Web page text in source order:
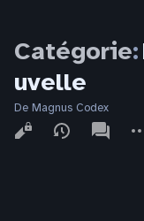
Catégorie:
uvelle
De Magnus Codex
Affichages
pages